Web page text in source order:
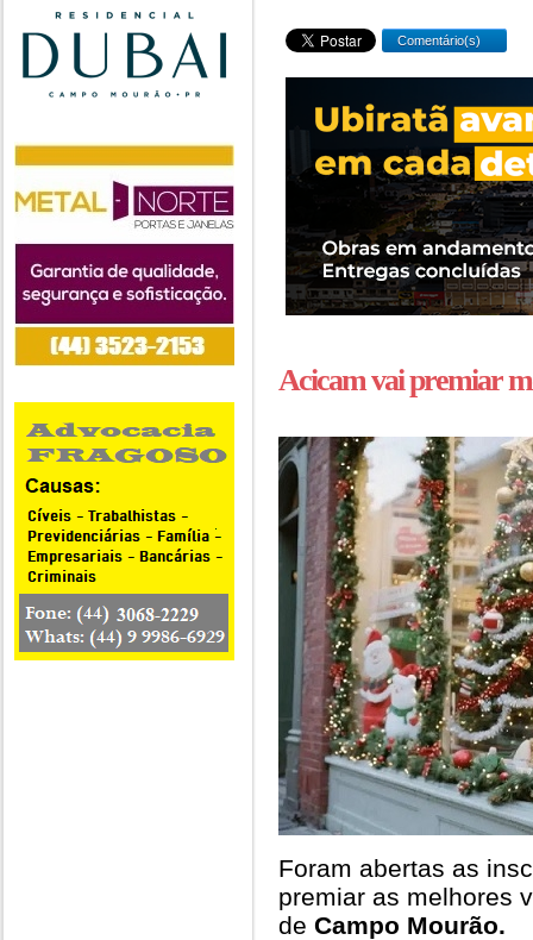
Comentário(s)
Acicam vai premiar
Foram abertas as
premiar as melhores
de Campo Mourão.